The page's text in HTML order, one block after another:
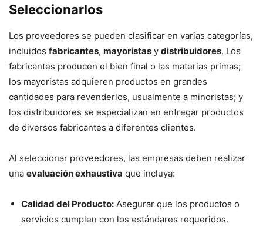
Seleccionarlos
Los proveedores se pueden clasificar en varias categorías,
incluidos fabricantes, mayoristas y distribuidores. Los
fabricantes producen el bien final o las materias primas;
los mayoristas adquieren productos en grandes
cantidades para revenderlos, usualmente a minoristas; y
los distribuidores se especializan en entregar productos
de diversos fabricantes a diferentes clientes.
Al seleccionar proveedores, las empresas deben realizar
una evaluación exhaustiva que incluya:
Calidad del Producto: Asegurar que los productos o
servicios cumplen con los estándares requeridos.